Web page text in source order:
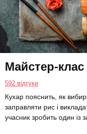
Майстер-клас
592 відгуки
Кухар пояснить, як
заправляти рис і
учасник зробить один із